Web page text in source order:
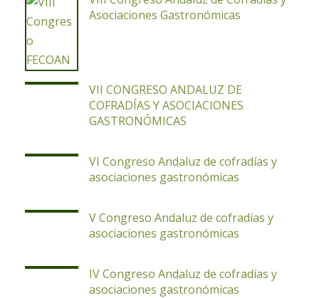
Asociaciones Gastronómicas
VII CONGRESO ANDALUZ DE
COFRADÍAS Y ASOCIACIONES
GASTRONÓMICAS
VI Congreso Andaluz de cofradías y
asociaciones gastronómicas
V Congreso Andaluz de cofradías y
asociaciones gastronómicas
IV Congreso Andaluz de cofradías y
asociaciones gastronómicas